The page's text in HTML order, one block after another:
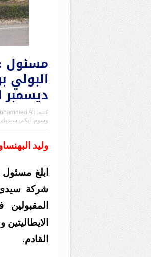
مسئول
البولي
ديسمبر
كتبه: Ali
وسوم: أيكم سيدبك
وليد
ابلغ
شركة سيدى
القادم.